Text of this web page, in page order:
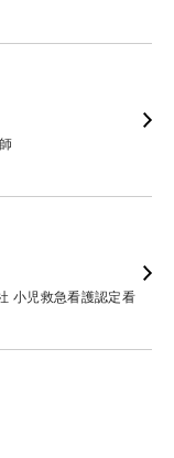
小児救急看護認定看